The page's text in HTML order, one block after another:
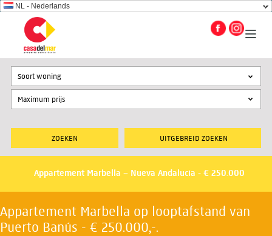
NL - Nederlands
UITGEBREID ZOEKEN
Soort woning
Appartement Marbella – Nueva Andalucia - € 250.000
Appartement Marbella op looptafstand van
Puerto Banús - € 250.000,-.